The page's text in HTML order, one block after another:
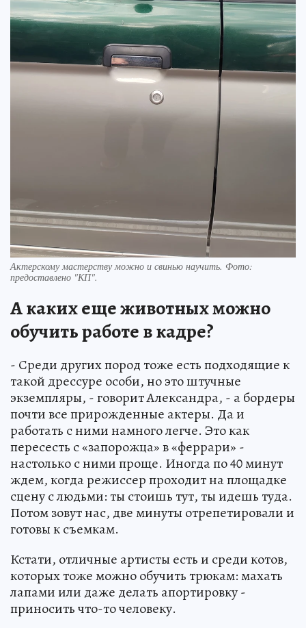
Актерскому мастерству можно и свинью научить. Фото:
предоставлено "КП".
А каких еще животных можно
обучить работе в кадре?
- Среди других пород тоже есть подходящие к
такой дрессуре особи, но это штучные
экземпляры, - говорит Александра, - а бордеры
почти все прирожденные актеры. Да и
работать с ними намного легче. Это как
пересесть с «запорожца» в «феррари» -
настолько с ними проще. Иногда по 40 минут
ждем, когда режиссер проходит на площадке
сцену с людьми: ты стоишь тут, ты идешь туда.
Потом зовут нас, две минуты отрепетировали и
готовы к съемкам.
Кстати, отличные артисты есть и среди котов,
которых тоже можно обучить трюкам: махать
лапами или даже делать апортировку -
приносить что-то человеку.